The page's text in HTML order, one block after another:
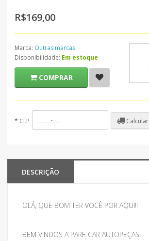
R$169,00
Marca: Outras marcas
Disponibilidade: Em estoque
COMPRAR
* CEP
DESCRIÇÃO
OLÁ, QUE BOM TER VOCÊ POR AQUI!!
BEM VINDOS A PARE CAR AUTOPEÇAS.